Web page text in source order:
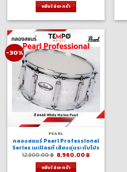
was:
28,500.00 ฿.
หยิบใส่ตะกร้า
-30%
PEARL
กลองสแนร์ Pearl Professional
Series เมเปิลแท้ เสียงอุ่นระดับโปร
12,800.00฿ Original
price
was:
12,800.00 ฿.
8,960.00 ฿Current
หยิบใส่ตะกร้า